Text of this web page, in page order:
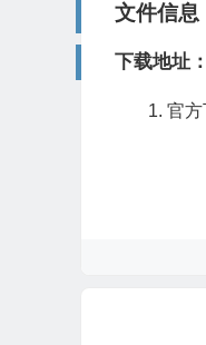
文件信息
下载地址：
官方